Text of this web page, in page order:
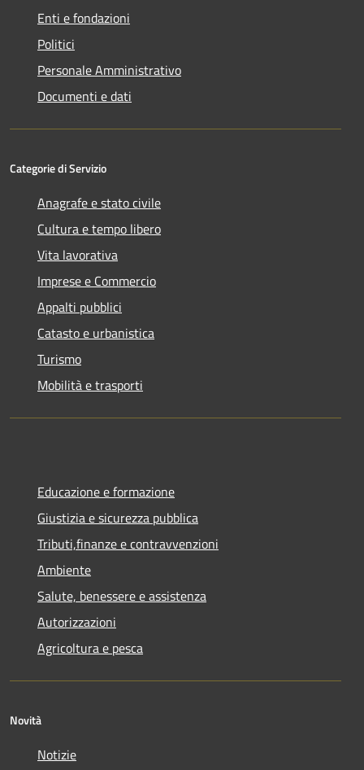
Enti e fondazioni
Politici
Personale Amministrativo
Documenti e dati
Categorie di Servizio
Anagrafe e stato civile
Cultura e tempo libero
Vita lavorativa
Imprese e Commercio
Appalti pubblici
Catasto e urbanistica
Turismo
Mobilità e trasporti
Educazione e formazione
Giustizia e sicurezza pubblica
Tributi,finanze e contravvenzioni
Ambiente
Salute, benessere e assistenza
Autorizzazioni
Agricoltura e pesca
Novità
Notizie